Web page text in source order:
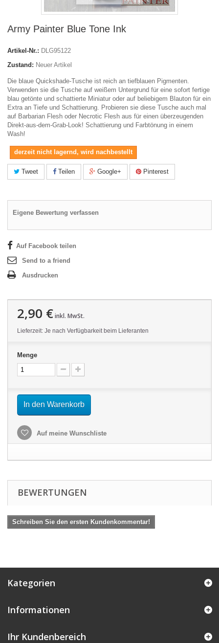
Army Painter Blue Tone Ink
Artikel-Nr.: DLG95122
Zustand: Neuer Artikel
Die blaue Quickshade-Tusche ist reich an tiefblauen Pigmenten.
Verwenden sie die Tusche auf weißem Untergrund für eine sofort fertige
blau getönte und schattierte Miniatur oder auf beliebigem Blauton für ein
Extra an Tiefe und Schattierung. Probieren sie diese Tusche auch mal
auf Barbarian Flesh oder Necrotic Flesh aus für einen überzeugenden
Direkt-aus-dem-Grab-Look! Schattierung und Farbtönung in einem
Wash!
derzeit nicht lagernd, wird nachbestellt
Tweet Teilen Google+ Pinterest
Eigene Bewertung verfassen
Auf Facebook teilen
Send to a friend
Ausdrucken
2,90 €inkl. MwSt.
Lieferzeit: Je nach Verfügbarkeit beim Lieferanten
Menge
In den Warenkorb
Auf meine Wunschliste
BEWERTUNGEN
Schreiben Sie den ersten Kundenkommentar!
Kategorien
Informationen
Ihr Kundenbereich